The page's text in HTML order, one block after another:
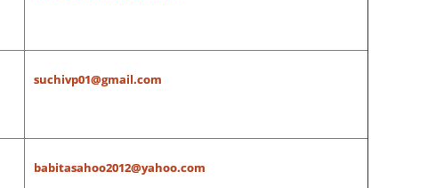
suchivp01@gmail.com
babitasahoo2012@yahoo.com